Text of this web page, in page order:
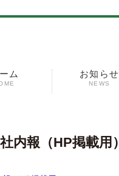
ム お知らせ
NEWS
内報（HP掲載用）